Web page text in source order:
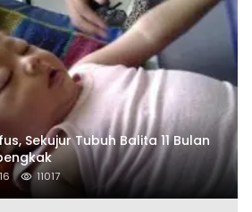
Sekujur Tubuh Balita 11 Bulan
11017